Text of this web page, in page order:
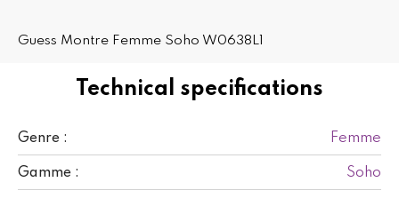
Technical specifications
Genre : Femme
Gamme : Soho
Guess Montre Femme Soho W0638L1